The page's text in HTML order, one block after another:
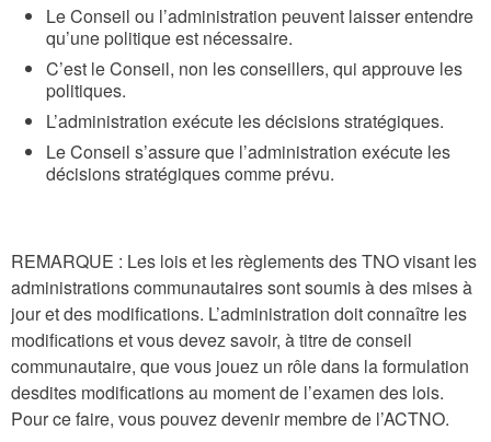
Le Conseil ou l’administration peuvent laisser entendre
qu’une politique est nécessaire.
C’est le Conseil, non les conseillers, qui approuve les
politiques.
L’administration exécute les décisions stratégiques.
Le Conseil s’assure que l’administration exécute les
décisions stratégiques comme prévu.
REMARQUE : Les lois et les règlements des TNO visant les
administrations communautaires sont soumis à des mises à
jour et des modifications. L’administration doit connaître les
modifications et vous devez savoir, à titre de conseil
communautaire, que vous jouez un rôle dans la formulation
desdites modifications au moment de l’examen des lois.
Pour ce faire, vous pouvez devenir membre de l’ACTNO.